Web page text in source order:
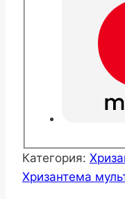
Категория:
Хризантема